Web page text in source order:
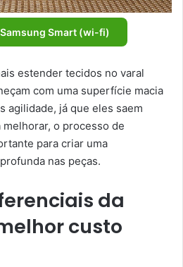
Samsung Smart (wi-fi)
estender tecidos no varal
com uma superfície macia
agilidade, já que eles saem
o processo de
para criar uma
nas peças.
da
custo